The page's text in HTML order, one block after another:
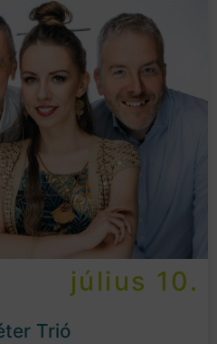
július 10.
Trió